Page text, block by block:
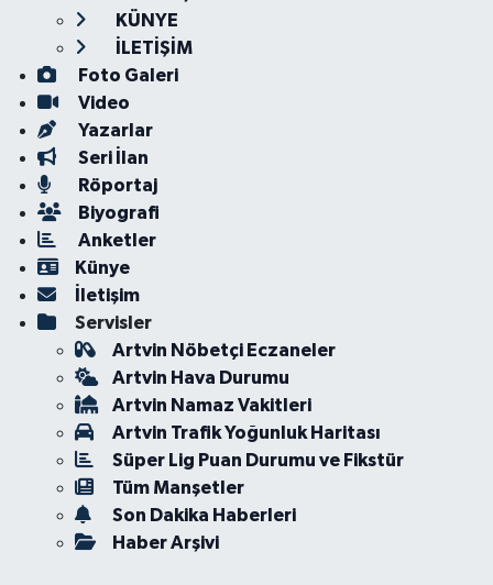
KÜNYE
İLETİŞİM
Foto Galeri
Video
Yazarlar
Seri İlan
Röportaj
Biyografi
Anketler
Künye
İletişim
Servisler
Artvin Nöbetçi Eczaneler
Artvin Hava Durumu
Artvin Namaz Vakitleri
Artvin Trafik Yoğunluk Haritası
Süper Lig Puan Durumu ve Fikstür
Tüm Manşetler
Son Dakika Haberleri
Haber Arşivi